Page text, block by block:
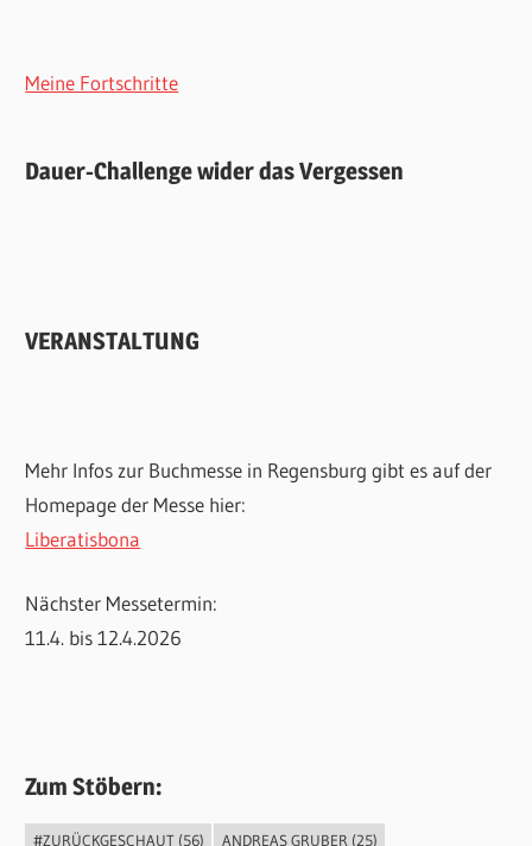
Meine Fortschritte
Dauer-Challenge wider das Vergessen
VERANSTALTUNG
Mehr Infos zur Buchmesse in Regensburg gibt es auf der
Homepage der Messe hier:
Liberatisbona
Nächster Messetermin:
11.4. bis 12.4.2026
Zum Stöbern:
#ZURÜCKGESCHAUT(56) ANDREAS GRUBER (25)